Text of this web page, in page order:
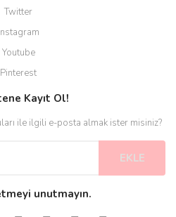
Twitter
Youtube
Pinterest
Kayıt Ol!
ile ilgili e-posta almak ister misiniz?
EKLE
unutmayın.